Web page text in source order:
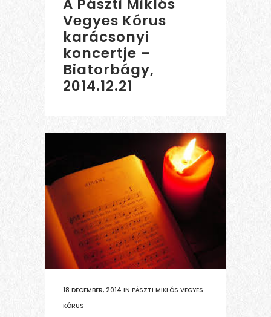
A Pászti Miklós
Vegyes Kórus
karácsonyi
koncertje –
Biatorbágy,
2014.12.21
18 DECEMBER, 2014 IN PÁSZTI MIKLÓS VEGYES
KÓRUS